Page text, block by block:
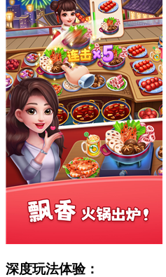
深度玩法体验：